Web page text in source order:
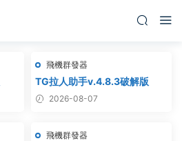
飛機群發器
TG拉人助手v.4.8.3破解版
2026-08-07
飛機群發器